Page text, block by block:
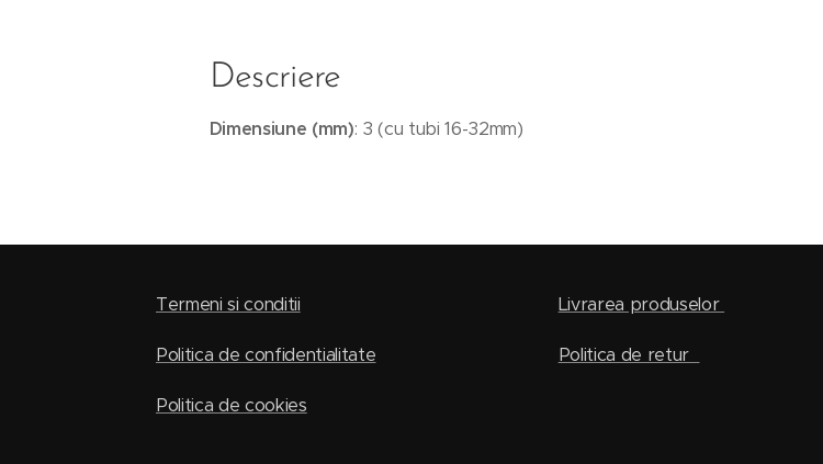
Descriere
Dimensiune (mm): 3 (cu tubi 16-32mm)
Termeni si conditii
Politica de confidentialitate
Politica de cookies
Livrarea produselor
Politica de retur